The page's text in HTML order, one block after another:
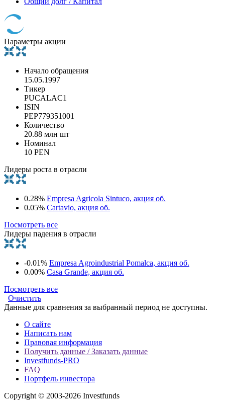
Параметры акции
Начало обращения
15.05.1997
Тикер
PUCALAC1
ISIN
PEP779351001
Количество
20.88 млн шт
Номинал
10 PEN
Лидеры роста в отрасли
0.28% Empresa Agricola Sintuco, акция об.
0.05% Cartavio, акция об.
Посмотреть все
Лидеры падения в отрасли
-0.01% Empresa Agroindustrial Pomalca, акция об.
0.00% Casa Grande, акция об.
Посмотреть все
Очистить
Данные для сравнения за выбранный период не доступны.
О сайте
Написать нам
Правовая информация
Получить данные / Заказать данные
Investfunds-PRO
FAQ
Портфель инвестора
Copyright © 2003-2026 Investfunds